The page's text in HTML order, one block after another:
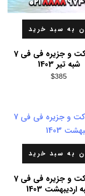
به سبد خرید
تور پوکت و جزیره فی فی 7
شبه تیر 1403
$385
به سبد خرید
تور پوکت و جزیره فی فی 7
اردیبهشت 1403